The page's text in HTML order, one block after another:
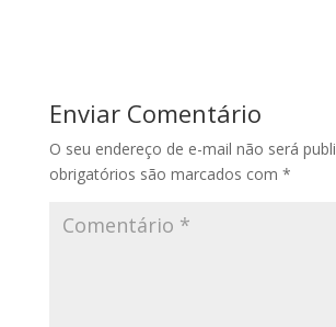
Enviar Comentário
O seu endereço de e-mail não será
obrigatórios são marcados com *